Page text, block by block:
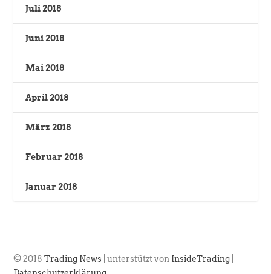
Juli 2018
Juni 2018
Mai 2018
April 2018
März 2018
Februar 2018
Januar 2018
© 2018Trading News | unterstützt von InsideTrading